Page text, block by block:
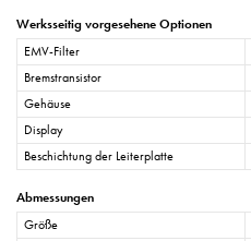
Werksseitig vorgesehene Optionen
EMV-Filter
Bremstransistor
Gehäuse
Display
Beschichtung der Leiterplatte
Abmessungen
Größe